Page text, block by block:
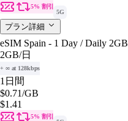
5% 割引
5G
プラン詳細
eSIM Spain - 1 Day / Daily 2GB
2GB/日
+ ∞ at 128kbps
1日間
$0.71/GB
$1.41
5% 割引